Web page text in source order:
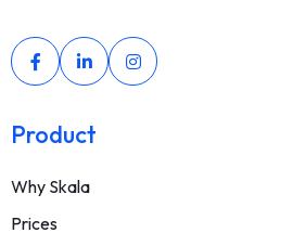
Product
Why Skala
Prices